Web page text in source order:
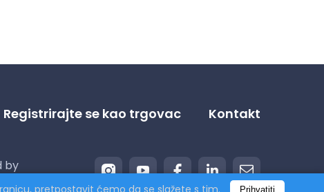
Registrirajte se kao trgovac Kontakt
by
pretpostavit ćemo da se slažete s tim. Prihvatiti